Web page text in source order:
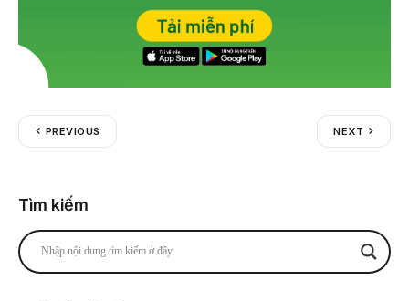
PREVIOUS NEXT
Tìm kiếm